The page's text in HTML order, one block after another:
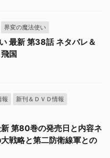
界変の魔法使い
最新 第38話 ネタバレ＆
国
報
新刊＆ＤＶＤ情報
第80巻の発売日と内容ネ
戦略と第二防衛線軍との